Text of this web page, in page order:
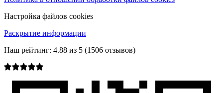
Настройка файлов cookies
Раскрытие информации
Наш рейтинг: 4.88 из 5 (1506 отзывов)